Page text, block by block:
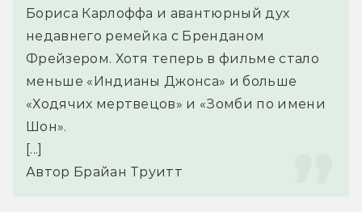
Бориса Карлоффа и авантюрный дух
недавнего ремейка с Бренданом
Фрейзером. Хотя теперь в фильме стало
меньше «Индианы Джонса» и больше
«Ходячих мертвецов» и «Зомби по имени
Шон».
[...]
Автор Брайан Труитт